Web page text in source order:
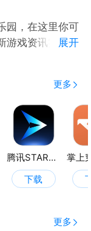
园，在这里你可
游戏资讯实时获
展开
更多
腾讯START云游戏
下载
更多